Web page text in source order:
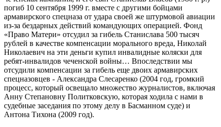
погиб 10 сентября 1999 г. вместе с другими бойцами
армавирского спецназа от удара своей же штурмовой авиации
из-за бездарных действий командующих операцией. Фонд
«Право Матери» отсудил за гибель Станислава 500 тысяч
рублей в качестве компенсации морального вреда, Николай
Николаевич на эти деньги купил инвалидные коляски для
ребят-инвалидов чеченской войны… Впоследствии мы
отсудили компенсации за гибель еще двоих армавирских
спецназовцев - Александра Слесаренко (2004 год, громкий
процесс, который освещало множество журналистов, включая
Анну Степановну Политковскую, которая ходила с нами в
судебные заседания по этому делу в Басманном суде) и
Антона Тихона (2009 год).